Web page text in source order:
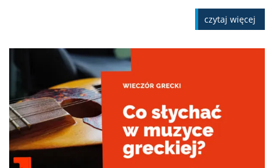
czytaj więcej